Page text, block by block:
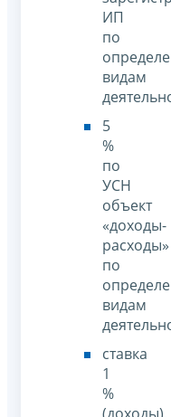
ИП
по
видам
5
%
по
УСН
объект
«доходы-
расходы»
по
видам
ставка
1
%
(доходы),